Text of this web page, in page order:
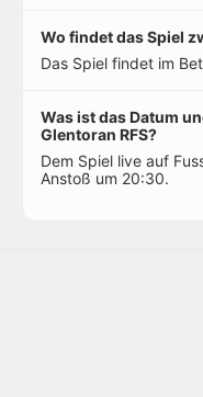
Wo findet das Spiel
Das Spiel findet im
Was ist das Datum
Glentoran RFS?
Dem Spiel live auf
Anstoß um 20:30.